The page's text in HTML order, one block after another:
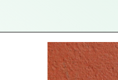
サス